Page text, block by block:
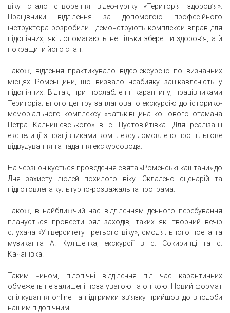
віку стало створення відео-гуртку «Територія здоров’я».
Працівники відділення за допомогою професійного
інструктора розробили і демонструють комплекси вправ для
підопічних, які допомагають не тільки зберегти здоров’я, а й
покращити його стан.
Також, віддення практикувало відео-ексурсію по визначних
місцях Роменщини, що визвало неабияку зацікавленість у
підопічних. Відтак, при послабленні карантину, працівниками
Територіального центру заплановано екскурсію до історико-
меморіального комплексу «Батьківщина кошового отамана
Петра Калнишевського» в с. Пустовійтівка. Для реалізації
експедиції з працівниками комплексу домовлено про пільгове
відвудування та надання екскурсовода.
На черзі очікується проведення свята «Роменські каштани» до
Дня захисту людей похилого віку. Складено сценарій та
підготовлена культурно-розважальна програма.
Також, в найближчий час відділенням денного перебування
планується провести ряд заходів, таких як: творчий вечір
слухача «Університету третього віку», смодіяльного поета та
музиканта А. Кулішенка; екскурсії в с. Сокиринці та с.
Качанівка.
Таким чином, підопічні відділення під час карантинних
обмежень не залишені поза увагою та опікою. Новий формат
спілкування online та підтримки зв’язку прийшов до вподоби
нашим підопічним.